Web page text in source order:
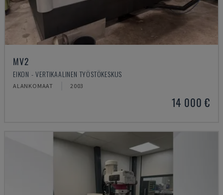
MV2
EIKON - VERTIKAALINEN TYÖSTÖKESKUS
ALANKOMAAT 2003
14 000 €